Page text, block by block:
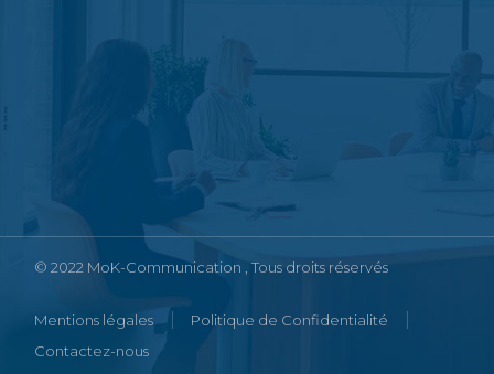
© 2022 MoK-Communication , Tous droits réservés
Mentions légales
Politique de Confidentialité
Contactez-nous